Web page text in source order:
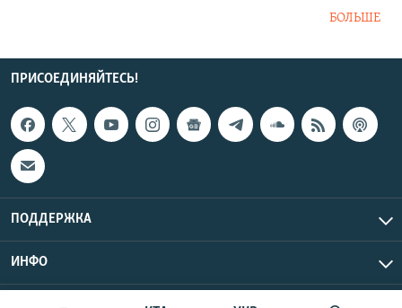
БОЛЬШЕ
ПРИСОЕДИНЯЙТЕСЬ!
ПОДДЕРЖКА
ИНФО